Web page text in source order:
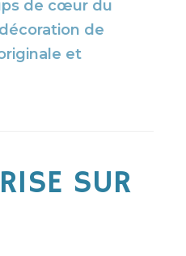
de cœur du
de
et
SUR